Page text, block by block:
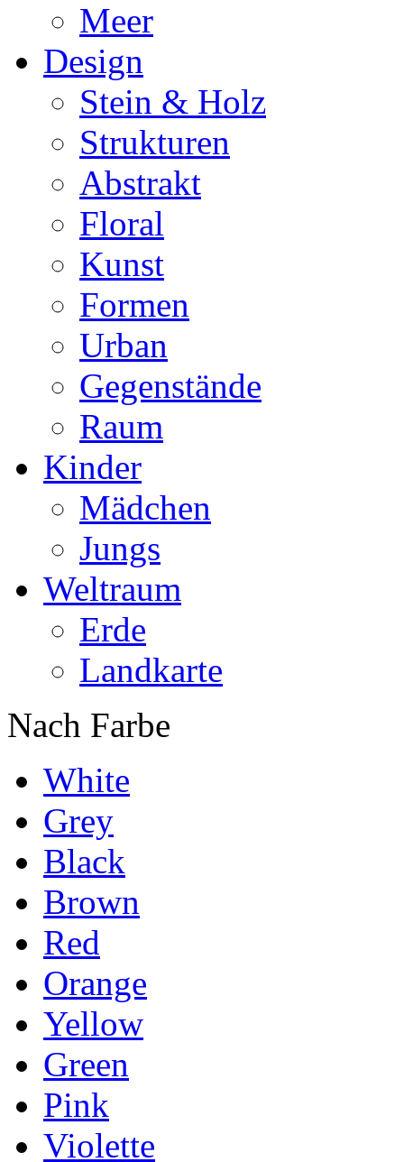
Meer
Design
Stein & Holz
Strukturen
Abstrakt
Floral
Kunst
Formen
Urban
Gegenstände
Raum
Kinder
Mädchen
Jungs
Weltraum
Erde
Landkarte
Nach Farbe
White
Grey
Black
Brown
Red
Orange
Yellow
Green
Pink
Violette